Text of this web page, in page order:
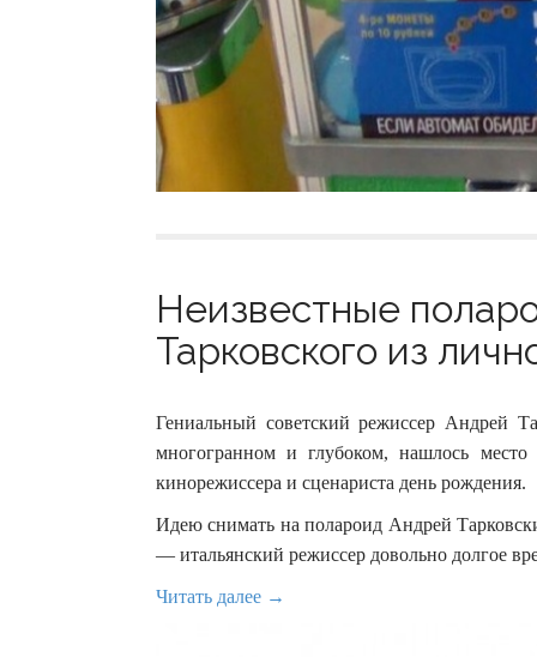
Неизвестные
Тарковского из
Гениальный советский режиссер Андрей
многогранном и глубоком, нашлось
кинорежиссера и сценариста день рождения.
Идею снимать на полароид Андрей
— итальянский режиссер довольно долгое
Читать далее →